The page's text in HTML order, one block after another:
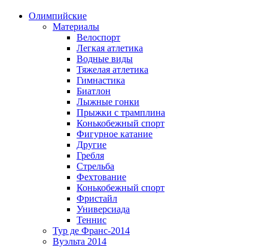
Олимпийские
Материалы
Велоспорт
Легкая атлетика
Водные виды
Тяжелая атлетика
Гимнастика
Биатлон
Лыжные гонки
Прыжки с трамплина
Конькобежный спорт
Фигурное катание
Другие
Гребля
Стрельба
Фехтование
Конькобежный спорт
Фристайл
Универсиада
Теннис
Тур де Франс-2014
Вуэльта 2014